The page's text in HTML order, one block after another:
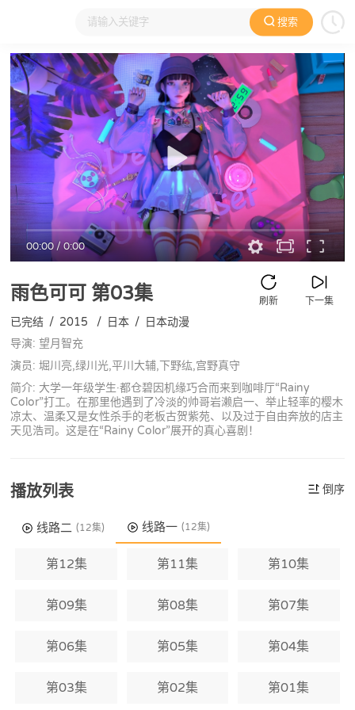
搜索
大家在看 日本动漫 国产动漫 欧美动漫 动漫电影
00:00/0:00
雨色可可 第03集 下一集
刷新
已完结 / 2015 / 日本 / 日本动漫
导演: 望月智充
演员: 堀川亮,绿川光,平川大辅,下野纮,宫野真守
简介: 大学一年级学生·都仓碧因机缘巧合而来到咖啡厅“Rainy
Color”打工。在那里他遇到了冷淡的帅哥岩濑启一、举止轻率的樱木
凉太、温柔又是女性杀手的老板古贺紫苑、以及过于自由奔放的店主
天见浩司。这是在“Rainy Color”展开的真心喜剧！
播放列表 倒序
线路二 (12集) 线路一 (12集)
第12集 第11集 第10集
第09集 第08集 第07集
第06集 第05集 第04集
第03集 第02集 第01集